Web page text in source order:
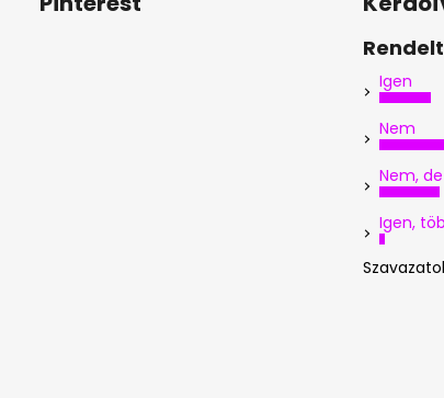
Igen
Nem
Nem,
Igen,